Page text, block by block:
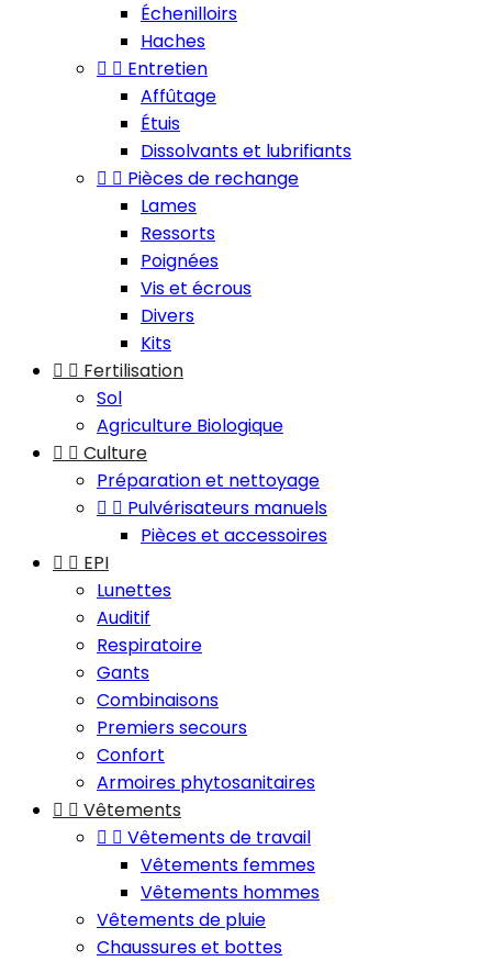
Échenilloirs
Haches
  Entretien
Affûtage
Étuis
Dissolvants et lubrifiants
  Pièces de rechange
Lames
Ressorts
Poignées
Vis et écrous
Divers
Kits
  Fertilisation
Sol
Agriculture Biologique
  Culture
Préparation et nettoyage
  Pulvérisateurs manuels
Pièces et accessoires
  EPI
Lunettes
Auditif
Respiratoire
Gants
Combinaisons
Premiers secours
Confort
Armoires phytosanitaires
  Vêtements
  Vêtements de travail
Vêtements femmes
Vêtements hommes
Vêtements de pluie
Chaussures et bottes